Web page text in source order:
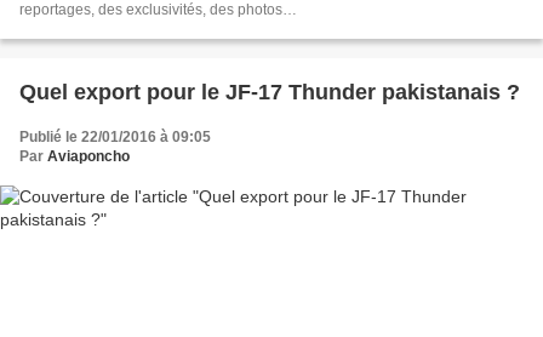
reportages, des exclusivités, des photos…
Quel export pour le JF-17 Thunder pakistanais ?
Publié le 22/01/2016 à 09:05
Par Aviaponcho